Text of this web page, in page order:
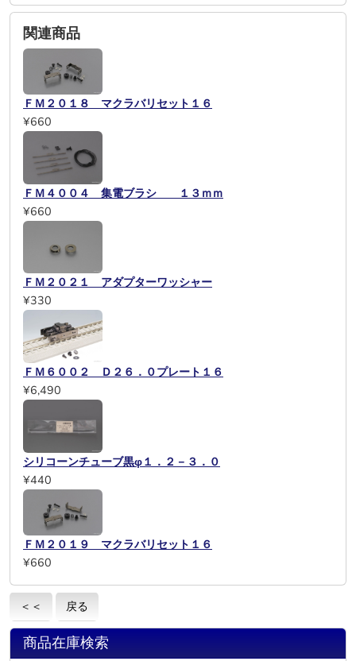
関連商品
ＦＭ２０１８ マクラバリセット１６
¥660
ＦＭ４００４ 集電ブラシ １３ｍｍ
¥660
ＦＭ２０２１ アダプターワッシャー
¥330
ＦＭ６００２ Ｄ２６．０プレート１６
¥6,490
シリコーンチューブ黒φ１．２－３．０
¥440
ＦＭ２０１９ マクラバリセット１６
¥660
＜＜ 戻る
商品在庫検索